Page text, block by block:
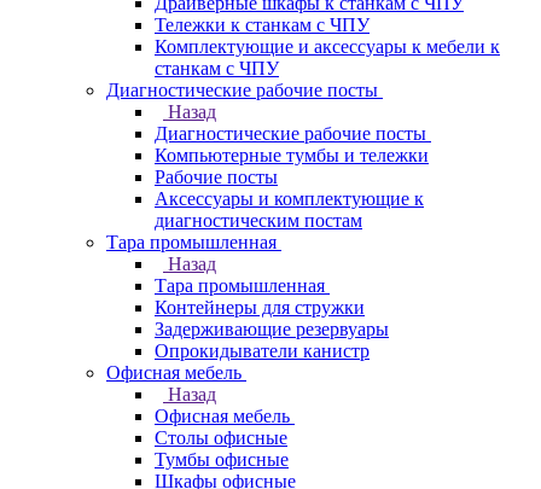
Тележки к станкам с ЧПУ
Комплектующие и аксессуары к мебели к
станкам с ЧПУ
Диагностические рабочие посты
Назад
Диагностические рабочие посты
Компьютерные тумбы и тележки
Рабочие посты
Аксессуары и комплектующие к
диагностическим постам
Тара промышленная
Назад
Тара промышленная
Контейнеры для стружки
Задерживающие резервуары
Опрокидыватели канистр
Офисная мебель
Назад
Офисная мебель
Столы офисные
Тумбы офисные
Шкафы офисные